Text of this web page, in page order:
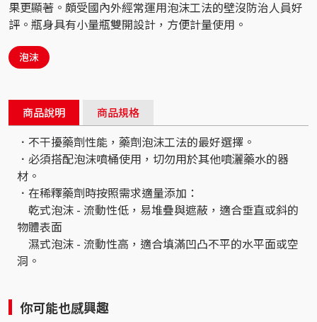
果更顯著。頗受國內外經常運用泡沫工法的壁沒防治人員好
評。瓶身具有小量瓶雙開設計，方便計量使用。
泡沫
商品說明 商品規格
．不干擾藥劑性能，藥劑泡沫工法的最好選擇。
．必須搭配泡沫噴桶使用，切勿用於其他噴灑藥水的器
材。
．在稀釋藥劑時按照需求適量添加：
乾式泡沫 - 流動性低，易堆疊與遮蔽，適合垂直或斜的
物體表面
濕式泡沫 - 流動性高，適合填滿凹凸不平的水平面或空
洞。
你可能也感興趣